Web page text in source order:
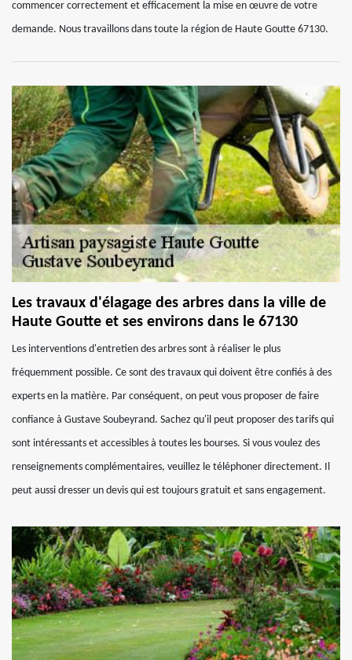
commencer correctement et efficacement la mise en œuvre de votre
demande. Nous travaillons dans toute la région de Haute Goutte 67130.
Les travaux d'élagage des arbres dans la ville de
Haute Goutte et ses environs dans le 67130
Les interventions d'entretien des arbres sont à réaliser le plus
fréquemment possible. Ce sont des travaux qui doivent être confiés à des
experts en la matière. Par conséquent, on peut vous proposer de faire
confiance à Gustave Soubeyrand. Sachez qu'il peut proposer des tarifs qui
sont intéressants et accessibles à toutes les bourses. Si vous voulez des
renseignements complémentaires, veuillez le téléphoner directement. Il
peut aussi dresser un devis qui est toujours gratuit et sans engagement.